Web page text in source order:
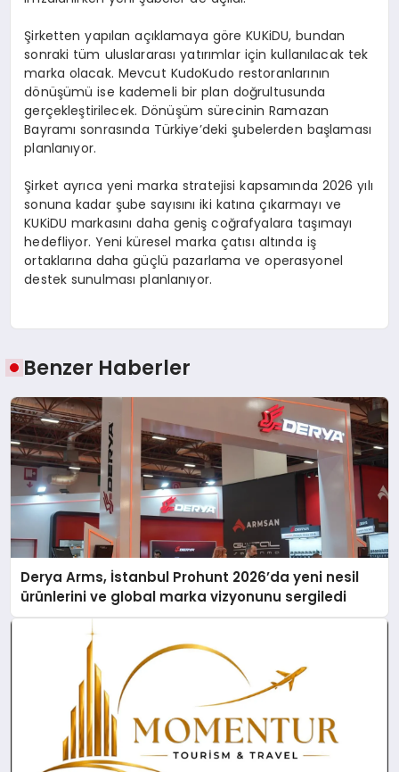
Şirketten yapılan açıklamaya göre KUKiDU, bundan
sonraki tüm uluslararası yatırımlar için kullanılacak tek
marka olacak. Mevcut KudoKudo restoranlarının
dönüşümü ise kademeli bir plan doğrultusunda
gerçekleştirilecek. Dönüşüm sürecinin Ramazan
Bayramı sonrasında Türkiye’deki şubelerden başlaması
planlanıyor.
Şirket ayrıca yeni marka stratejisi kapsamında 2026 yılı
sonuna kadar şube sayısını iki katına çıkarmayı ve
KUKiDU markasını daha geniş coğrafyalara taşımayı
hedefliyor. Yeni küresel marka çatısı altında iş
ortaklarına daha güçlü pazarlama ve operasyonel
destek sunulması planlanıyor.
Benzer Haberler
Derya Arms, İstanbul Prohunt 2026’da yeni nesil
ürünlerini ve global marka vizyonunu sergiledi